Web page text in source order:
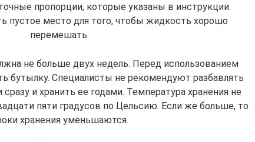
пропорции, которые указаны в инструкции.
пустое место для того, чтобы жидкость хорошо
перемешать.
не больше двух недель. Перед использованием
бутылку. Специалисты не рекомендуют разбавлять
и хранить ее годами. Температура хранения не
пяти градусов по Цельсию. Если же больше, то
хранения уменьшаются.